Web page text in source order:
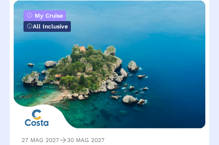
My Cruise
All Inclusive
27 MAG 2027 30 MAG 2027